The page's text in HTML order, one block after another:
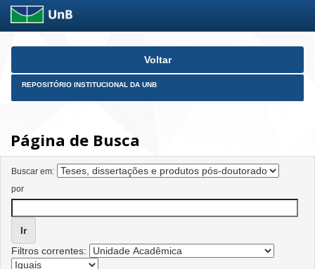
Skip
Voltar
REPOSITÓRIO INSTITUCIONAL DA UNB
Página de Busca
Buscar em:
por
Filtros correntes: